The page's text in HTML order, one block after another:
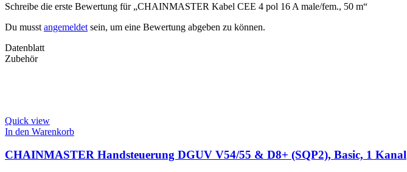
Schreibe die erste Bewertung für „CHAINMASTER Kabel CEE 4 pol 16 A male/fem., 50 m“
Du musst angemeldet sein, um eine Bewertung abgeben zu können.
Datenblatt
Zubehör
Quick view
In den Warenkorb
CHAINMASTER Handsteuerung DGUV V54/55 & D8+ (SQP2), Basic, 1 Kanal